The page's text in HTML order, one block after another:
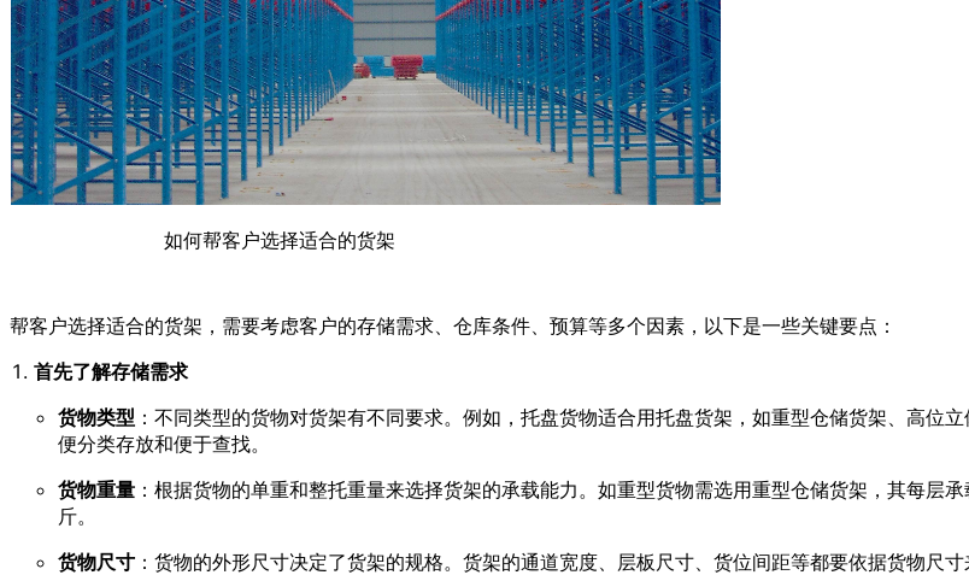
如何帮客户选择适合的货架
帮客户选择适合的货架，需要考虑客户的存储需求、仓库条件、预算等多个因素，以下是一些关键要点：
首先了解存储需求
货物类型 ：不同类型的货物对货架有不同要求。例如，托盘货物适合用托盘货架，如重型仓储货架、高位
便分类存放和便于查找。
货物重量 ：根据货物的单重和整托重量来选择货架的承载能力。如重型货物需选用重型仓储货架，其每
斤。
货物尺寸 ：货物的外形尺寸决定了货架的规格。货架的通道宽度、层板尺寸、货位间距等都要依据货物尺